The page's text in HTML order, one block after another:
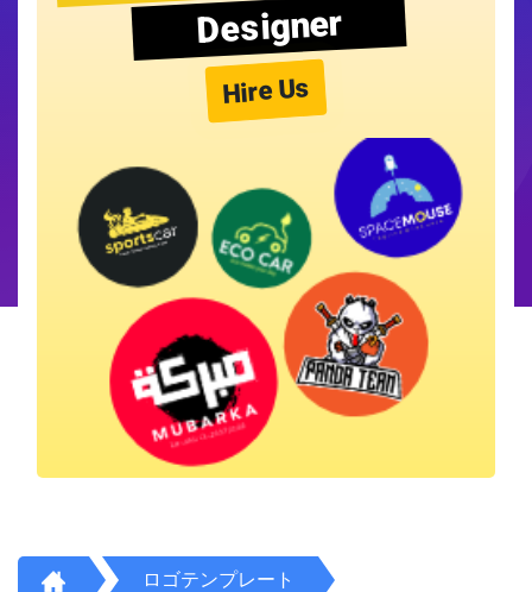
Designer
Hire Us
ロゴテンプレート